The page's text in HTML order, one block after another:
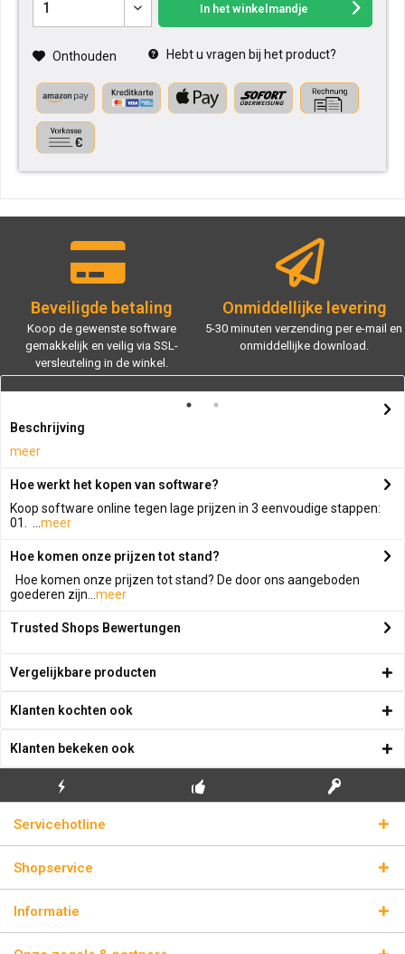
In het winkelmandje
Onthouden Hebt u vragen bij het product?
Beveiligde betaling
Koop de gewenste software
gemakkelijk en veilig via SSL-
versleuteling in de winkel.
Onmiddellijke levering
5-30 minuten verzending per e-mail en
onmiddellijke download.
Beschrijving
meer
Hoe werkt het kopen van software?
Koop software online tegen lage prijzen in 3 eenvoudige stappen:
01. ... meer
Hoe komen onze prijzen tot stand?
Hoe komen onze prijzen tot stand? De door ons aangeboden
goederen zijn... meer
Trusted Shops Bewertungen
Vergelijkbare producten
Klanten kochten ook
Klanten bekeken ook
BLIKSEMVERZENDING
LICENTIESLEUTELS
Servicehotline
Shopservice
Informatie